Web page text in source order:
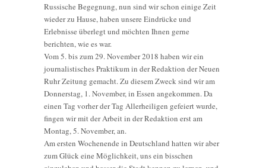
Russische Begegnung, nun sind wir schon einige Zeit
wieder zu Hause, haben unsere Eindrücke und
Erlebnisse überlegt und möchten Ihnen gerne
berichten, wie es war.
Vom 5. bis zum 29. November 2018 haben wir ein
journalistisches Praktikum in der Redaktion der Neuen
Ruhr Zeitung gemacht. Zu diesem Zweck sind wir am
Donnerstag, 1. November, in Essen angekommen. Da
einen Tag vorher der Tag Allerheiligen gefeiert wurde,
fingen wir mit der Arbeit in der Redaktion erst am
Montag, 5. November, an.
Am ersten Wochenende in Deutschland hatten wir aber
zum Glück eine Möglichkeit, uns ein bisschen